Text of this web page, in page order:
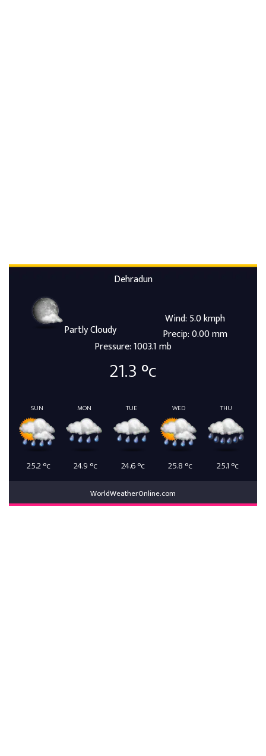
Dehradun
Partly Cloudy
Wind: 5.0 kmph
Precip: 0.00 mm
Pressure: 1003.1 mb
21.3°c
SUN
25.2°c
MON
24.9 °c
TUE
24.6°c
WED
25.8 °c
THU
25.1 °c
WorldWeatherOnline.com